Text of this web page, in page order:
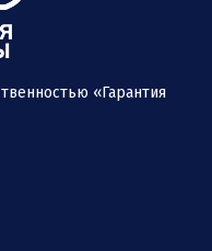
«Гарантия